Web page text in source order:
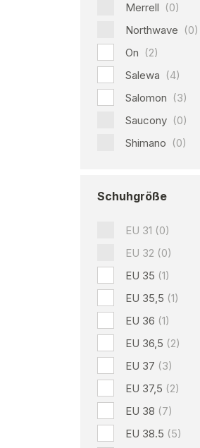
Merrell (0)
Northwave (0)
On (2)
Salewa (4)
Salomon (3)
Saucony (0)
Shimano (0)
Schuhgröße
EU 31 (0)
EU 32 (0)
EU 35 (1)
EU 35,5 (1)
EU 36 (1)
EU 36,5 (2)
EU 37 (3)
EU 37,5 (2)
EU 38 (7)
EU 38.5 (5)